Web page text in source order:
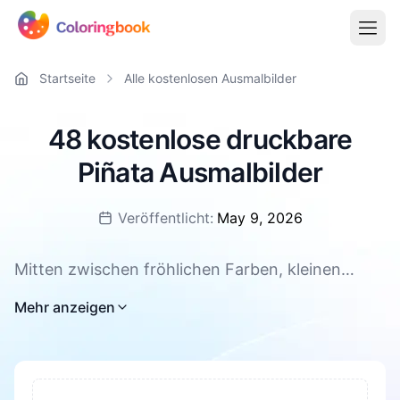
Startseite Alle kostenlosen Ausmalbilder
48 kostenlose druckbare
Piñata Ausmalbilder
Veröffentlicht: May 9, 2026
Mitten zwischen fröhlichen Farben, kleinen
hier seinen Platz. 48 liebevoll gestaltete Motive
Ausdrucken auf euch, ganz bequem als PNG
oder PDF. Ob für einen ruhigen Nachmittag, eine
Mehr anzeigen